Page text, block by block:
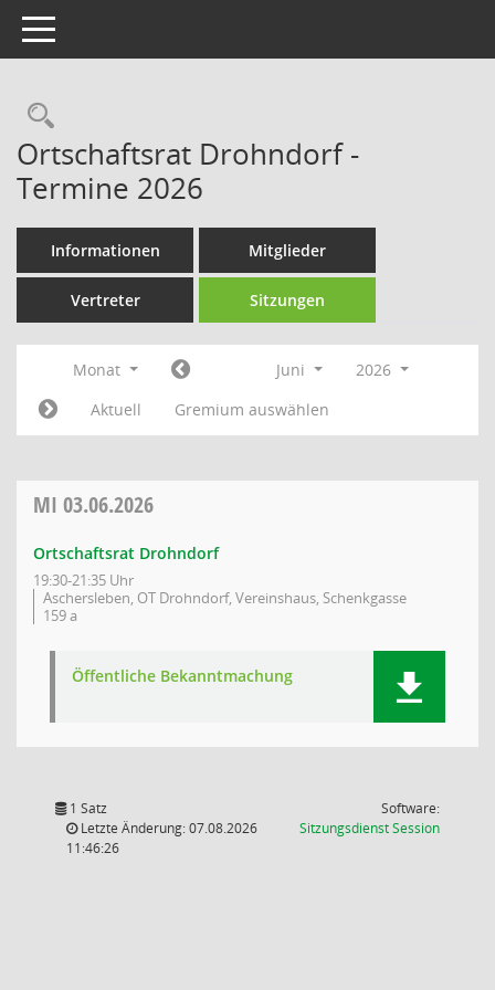
Toggle navigation
Rechercheauswahl
Ortschaftsrat Drohndorf -
Termine 2026
Informationen Mitglieder
Vertreter Sitzungen
Monat Juni
2026
Aktuell
Gremium auswählen
MI 03.06.2026
Ortschaftsrat Drohndorf
19:30-21:35 Uhr
Aschersleben, OT Drohndorf, Vereinshaus, Schenkgasse
159 a
Öffentliche Bekanntmachung
1 Satz
Letzte Änderung: 07.08.2026
11:46:26
Software:
SitzungsdienstSession(Wird in